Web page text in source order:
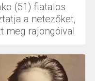
(51) fiatalos
a netezőket,
meg rajongóival